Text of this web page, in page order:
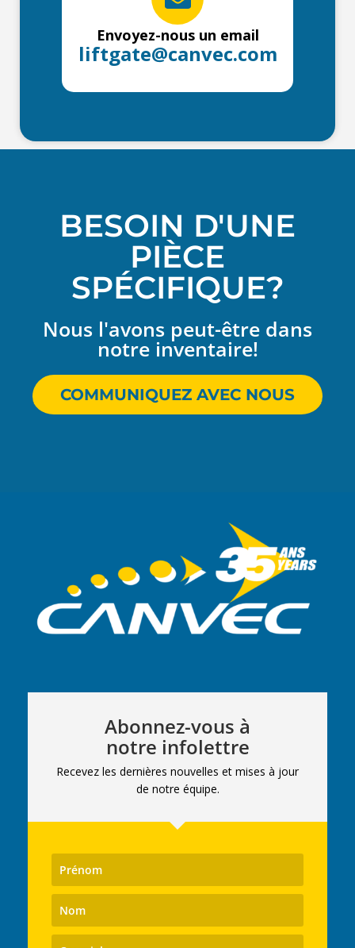
Envoyez-nous un email
liftgate@canvec.com
BESOIN D'UNE
PIÈCE
SPÉCIFIQUE?
Nous l'avons peut-être dans
notre inventaire!
COMMUNIQUEZ AVEC NOUS
Abonnez-vous à
notre infolettre
Recevez les dernières nouvelles et mises à jour
de notre équipe.